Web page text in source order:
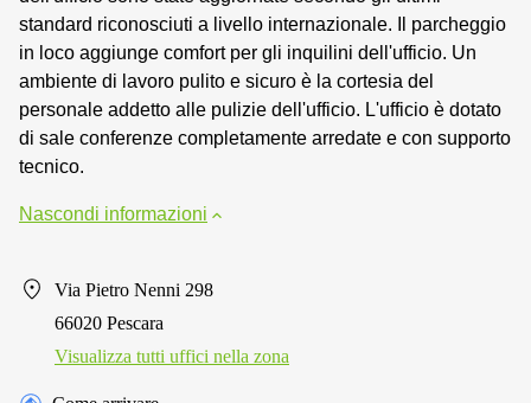
standard riconosciuti a livello internazionale. Il parcheggio
in loco aggiunge comfort per gli inquilini dell'ufficio. Un
ambiente di lavoro pulito e sicuro è la cortesia del
personale addetto alle pulizie dell'ufficio. L'ufficio è dotato
di sale conferenze completamente arredate e con supporto
tecnico.
Nascondi informazioni
Via Pietro Nenni 298
66020 Pescara
Visualizza tutti uffici nella zona